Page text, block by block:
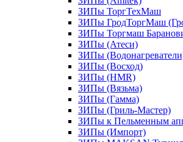
ЗИПы ТоргТехМаш
ЗИПы ГродТоргМаш
ЗИПы Торгмаш
ЗИПы (Атеси)
ЗИПы
ЗИПы (Восход)
ЗИПы (HMR)
ЗИПы (Вязьма)
ЗИПы (Гамма)
ЗИПы (Гриль-Мастер)
ЗИПы к Пельменным
ЗИПы (Импорт)